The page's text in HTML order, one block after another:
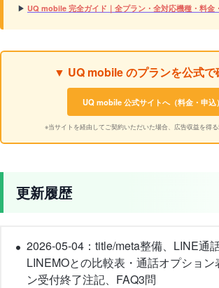
▶ UQ mobile 完全ガイド｜全プラン・全対応機種・料金
▼ UQ mobile のプランを公式で
UQ mobile 公式サイトへ（料金・申
※当サイトを経由してご契約いただいた場合、広告収益を得る
更新履歴
2026-05-04：title/meta整備、LINE通
LINEMOとの比較表・通話オプション
ン受付終了注記、FAQ3問